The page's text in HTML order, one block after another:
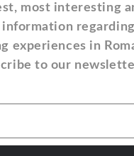
most interesting
information
experiences in
to our